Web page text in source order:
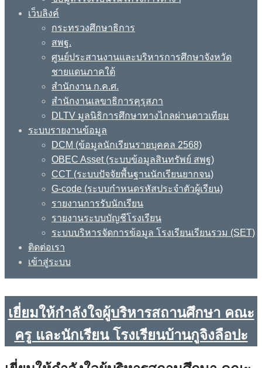
เว็บลิงค์
กระทรวงศึกษาธิการ
สพฐ.
ศูนย์ประสานงานและบริหารการศึกษาจังหวัด
ชายแดนภาคใต้
สำนักงาน ก.ค.ศ.
สำนักงานเลขาธิการคุรุสภา
DLTV มูลนิธิการศึกษาทางไกลผ่านดาวเทียม
ระบบรายงานข้อมูล
DCM (ข้อมูลนักเรียนรายบุคคล 2568)
OBEC Asset (ระบบข้อมูลสินทรัพย์ สพฐ)
CCT (ระบบปัจจัยพื้นฐานนักเรียนยากจน)
G-code (ระบบกำหนดรหัสประจำตัวผู้เรียน)
รายงานการรับนักเรียน
รายงานระบบบัญชีโรงเรียน
ระบบบริหารจัดการข้อมูล โรงเรียนเรียนรวม (SET)
ติดต่อเรา
เข้าสู่ระบบ
เยี่ยมให้กำลังใจผู้บริหารสถานศึกษา คณะ
ครู และนักเรียน โรงเรียนบ้านกูจิงลือปะ